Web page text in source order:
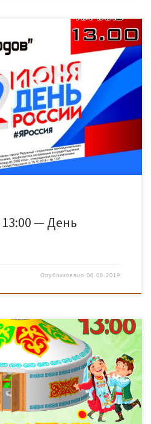
— День
Опубликовано06.06.2019